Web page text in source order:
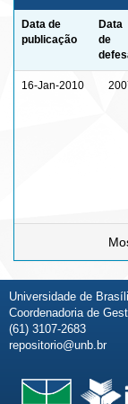
Data de
publicação
Data
de
16-Jan-2010
Universidade de
Coordenadoria de
(61) 3107-2683
repositorio@unb.br